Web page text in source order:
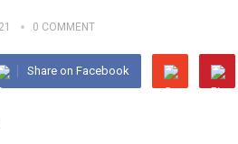
0 COMMENT
Share on Facebook